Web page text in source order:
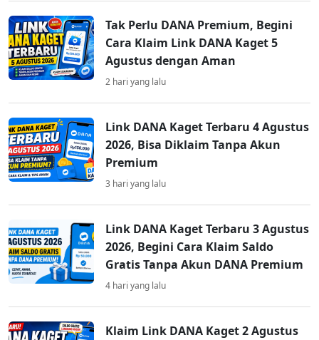
Tak Perlu DANA Premium, Begini
Cara Klaim Link DANA Kaget 5
Agustus dengan Aman
2 hari yang lalu
Link DANA Kaget Terbaru 4 Agustus
2026, Bisa Diklaim Tanpa Akun
Premium
3 hari yang lalu
Link DANA Kaget Terbaru 3 Agustus
2026, Begini Cara Klaim Saldo
Gratis Tanpa Akun DANA Premium
4 hari yang lalu
Klaim Link DANA Kaget 2 Agustus